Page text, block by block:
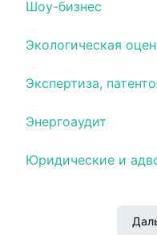
Шоу-бизнес
Экологическая
Экспертиза,
Энергоаудит
Юридические и